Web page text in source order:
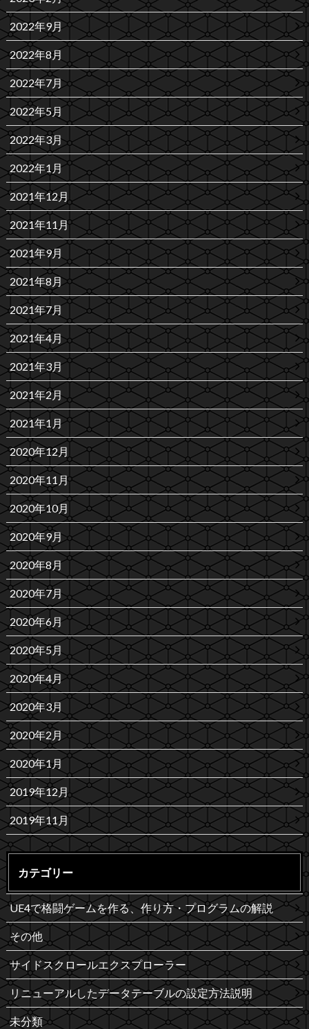
2022年9月
2022年8月
2022年7月
2022年5月
2022年3月
2022年1月
2021年12月
2021年11月
2021年9月
2021年8月
2021年7月
2021年4月
2021年3月
2021年2月
2021年1月
2020年12月
2020年11月
2020年10月
2020年9月
2020年8月
2020年7月
2020年6月
2020年5月
2020年4月
2020年3月
2020年2月
2020年1月
2019年12月
2019年11月
カテゴリー
UE4で格闘ゲームを作る、作り方・プログラムの解説
その他
サイドスクロールエクスプローラー
リニューアルしたデータテーブルの設定方法説明
未分類